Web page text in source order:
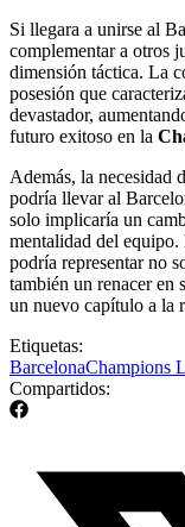
Si llegara a unirse al
complementar a otros
dimensión táctica. La
posesión que
devastador,
futuro exitoso en la
Además, la necesidad
podría llevar al
solo implicaría un
mentalidad del
podría representar no
también un renacer en
un nuevo capítulo a la
Etiquetas:
BarcelonaChampions
Compartidos: